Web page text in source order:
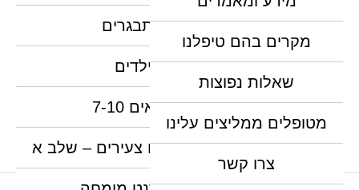
יישור שיניים למתבגרים
יישור שיניים לילדים
יישור שיניים לגילאים 7-10
יישור שיניים מקדים לילדים צעירים – שלב א
מקרים בהם טיפלנו
שאלות נפוצות
מטופלים ממליצים עלינו
צרו קשר